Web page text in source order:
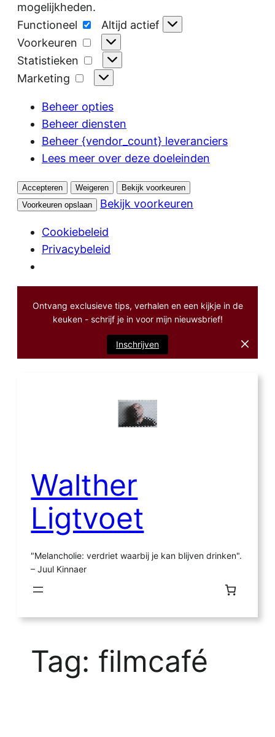
mogelijkheden.
Functioneel
Functioneel
Altijd actief
Voorkeuren
Voorkeuren
Statistieken
Statistieken
Marketing
Marketing
Beheer opties
Beheer diensten
Beheer {vendor_count} leveranciers
Lees meer over deze doeleinden
Accepteren Weigeren
Bekijk voorkeuren
Voorkeuren opslaan
Bekijk voorkeuren
Cookiebeleid
Privacybeleid
Ontvang exclusieve tips, verhalen en een kijkje in de
keuken - schrijf je in voor mijn nieuwsbrief!
Inschrijven
Walther
Ligtvoet
"Melancholie: verdriet waarbij je kan blijven drinken".
– Juul Kinnaer
Tag: filmcafé